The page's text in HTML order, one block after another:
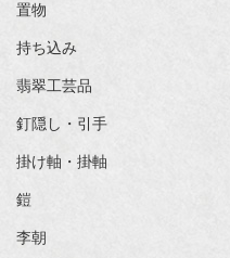
置物
持ち込み
翡翠工芸品
釘隠し・引手
掛け軸・掛軸
鎧
李朝